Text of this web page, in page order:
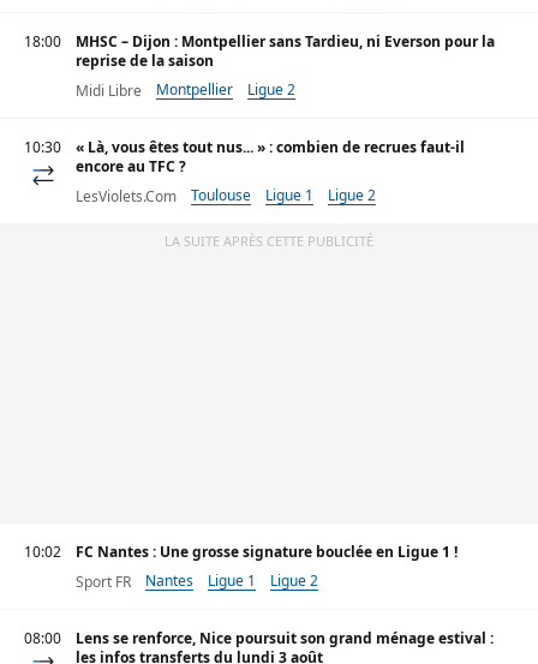
18:00
MHSC – Dijon : Montpellier sans Tardieu, ni Everson pour la
reprise de la saison
Midi Libre
Montpellier Ligue 2
10:30
« Là, vous êtes tout nus... » : combien de recrues faut-il
encore au TFC ?
LesViolets.Com
Toulouse Ligue 1 Ligue 2
LA SUITE APRÈS CETTE PUBLICITÉ
10:02
FC Nantes : Une grosse signature bouclée en Ligue 1 !
Sport FR
Nantes Ligue 1 Ligue 2
08:00
Lens se renforce, Nice poursuit son grand ménage estival :
les infos transferts du lundi 3 août